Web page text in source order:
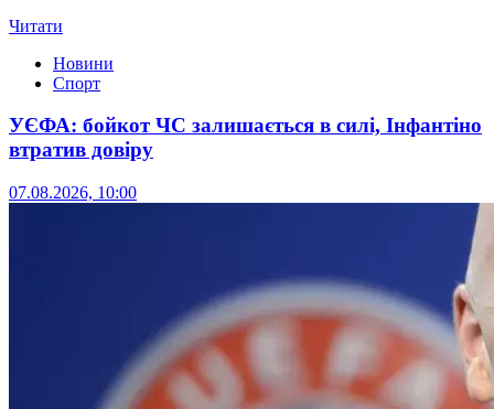
Читати
Новини
Спорт
УЄФА: бойкот ЧС залишається в силі, Інфантіно
втратив довіру
07.08.2026, 10:00